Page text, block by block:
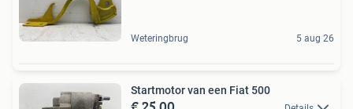
Weteringbrug 5 aug 26
Startmotor van een Fiat 500